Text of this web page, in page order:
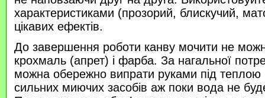
характеристиками (прозорий, блискучий,
цікавих ефектів.
До завершення роботи канву мочити не
крохмаль (апрет) і фарба. За нагальної
можна обережно випрати руками під
сильних миючих засобів аж поки вода не